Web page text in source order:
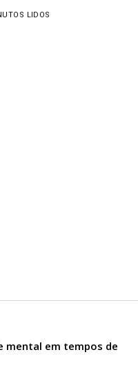
LIDOS
mental em tempos de